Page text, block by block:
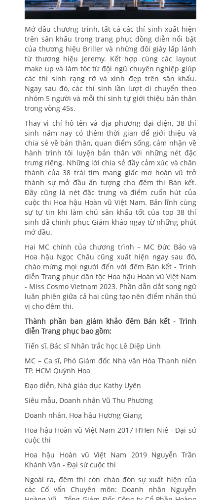
Mở đầu chương trình, tất cả các thí sinh xuất hiện
trên sân khấu trong trang phục đồng diễn nổi bật
của thương hiệu Briller và những đôi giày lấp lánh
từ thương hiệu Jeremy. Kết hợp cùng các layout
make up và làm tóc từ đội ngũ chuyên nghiệp giúp
các thí sinh rạng rỡ và xinh đẹp trên sân khấu.
Ngay sau đó, các thí sinh lần lượt di chuyển theo
nhóm 5 người và mỗi thí sinh tự giới thiệu bản thân
trong vòng 45s.
Thay vì chỉ hô tên và địa phương đại diện, 38 thí
sinh năm nay có thêm thời gian để giới thiệu và
chia sẻ về bản thân, quan điểm sống, cảm nhận về
hành trình tôi luyện bản thân với những nét đặc
trưng riêng. Những lời chia sẻ đầy cảm xúc và chân
thành của 38 trái tim mang giấc mơ hoàn vũ trở
thành sự mở đầu ấn tượng cho đêm thi Bán kết.
Đây cũng là nét đặc trưng và điểm cuốn hút của
cuộc thi Hoa hậu Hoàn vũ Việt Nam. Bản lĩnh cùng
sự tự tin khi làm chủ sân khấu tốt của top 38 thí
sinh đã chinh phục Giám khảo ngay từ những phút
mở đầu.
Hai MC chính của chương trình – MC Đức Bảo và
Hoa hậu Ngọc Châu cũng xuất hiện ngay sau đó,
chào mừng mọi người đến với đêm Bán kết - Trình
diễn Trang phục dân tộc Hoa hậu Hoàn vũ Việt Nam
- Miss Cosmo Vietnam 2023. Phần dẫn dắt song ngữ
luân phiên giữa cả hai cũng tạo nên điểm nhấn thú
vị cho đêm thi.
Thành phần ban giám khảo đêm Bán kết - Trình
diễn Trang phục bao gồm:
Tiến sĩ, Bác sĩ Nhân trắc học Lê Diệp Linh
MC – Ca sĩ, Phó Giám đốc Nhà văn Hóa Thanh niên
TP. HCM Quỳnh Hoa
Đạo diễn, Nhà giáo dục Kathy Uyên
Siêu mẫu, Doanh nhân Vũ Thu Phương
Doanh nhân, Hoa hậu Hương Giang
Hoa hậu Hoàn vũ Việt Nam 2017 H’Hen Niê - Đại sứ
cuộc thi
Hoa hậu Hoàn vũ Việt Nam 2019 Nguyễn Trần
Khánh Vân - Đại sứ cuộc thi
Ngoài ra, đêm thi còn chào đón sự xuất hiện của
các Cố vấn Chuyên môn: Doanh nhân Nguyễn